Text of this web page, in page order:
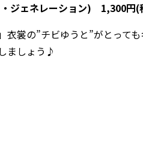
ジェネレーション) 1,300円(
衣裳の”チビゆうと”がとって
ましょう♪